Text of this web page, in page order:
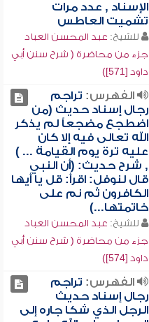
الإسناد , عدد مرات
تشميت العاطس
للشيخ: عبد المحسن العباد
جزء من محاضرة ( شرح سنن أبي
داود [571])
الفهرس: تراجم
رجال إسناد حديث (من
اضطجع مضجعاً لم يذكر
الله تعالى فيه إلا كان
عليه ترة يوم القيامة ... )
, شرح حديث: (أن النبي
قال لنوفل: اقرأ: قل يا أيها
الكافرون ثم نم على
خاتمتها...)
للشيخ: عبد المحسن العباد
جزء من محاضرة ( شرح سنن أبي
داود [574])
الفهرس: تراجم
رجال إسناد حديث
الرجل الذي شكا جاره إلى